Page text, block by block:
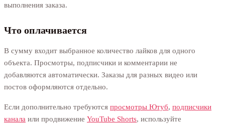
выполнения заказа.
Что оплачивается
В сумму входит выбранное количество лайков для одного
объекта. Просмотры, подписчики и комментарии не
добавляются автоматически. Заказы для разных видео или
постов оформляются отдельно.
Если дополнительно требуются просмотры Ютуб, подписчики
канала или продвижение YouTube Shorts, используйте